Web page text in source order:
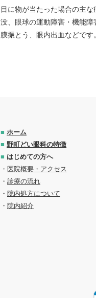
目に物が当たった場合の主
没、眼球の運動障害・機能
膜振とう、眼内出血などです。
■ ホーム
■ 野町どい眼科の特徴
■ はじめての方へ
・ 医院概要・アクセス
・ 診療の流れ
・ 院内処方について
・ 院内紹介